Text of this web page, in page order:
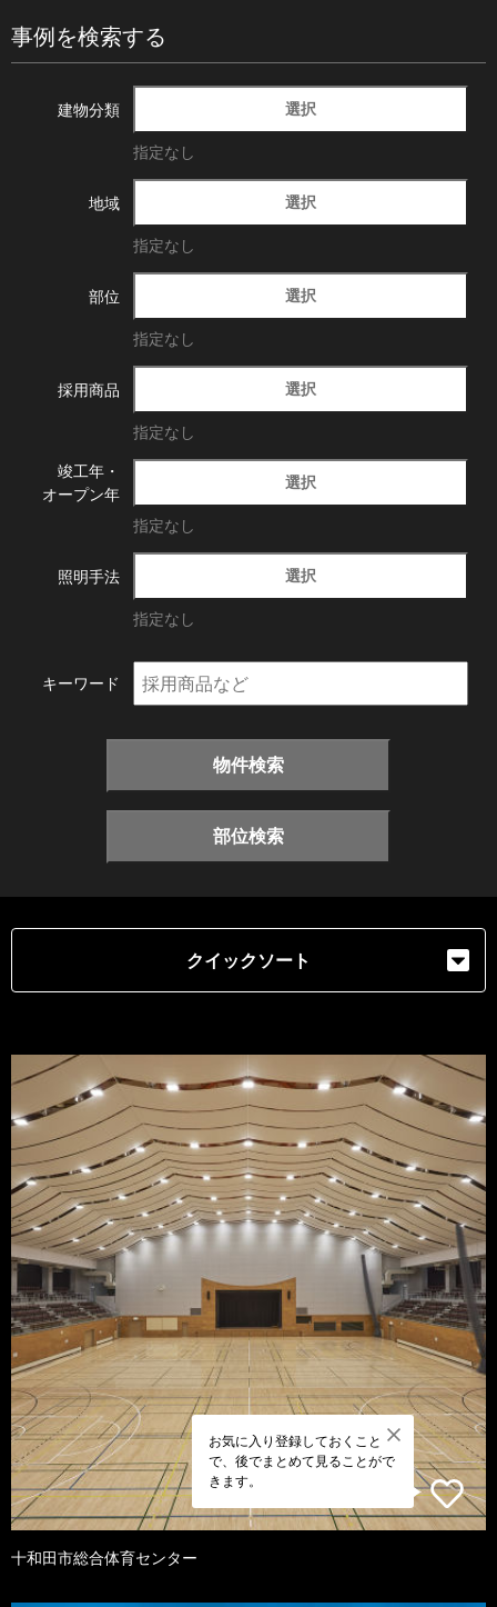
事例を検索する
建物分類 選択
指定なし
地域 選択
指定なし
部位 選択
指定なし
採用商品 選択
指定なし
竣工年・
オープン年
選択
指定なし
照明手法 選択
指定なし
キーワード
物件検索
部位検索
クイックソート
お気に入り登録しておくこと
で、後でまとめて見ることがで
きます。
十和田市総合体育センター